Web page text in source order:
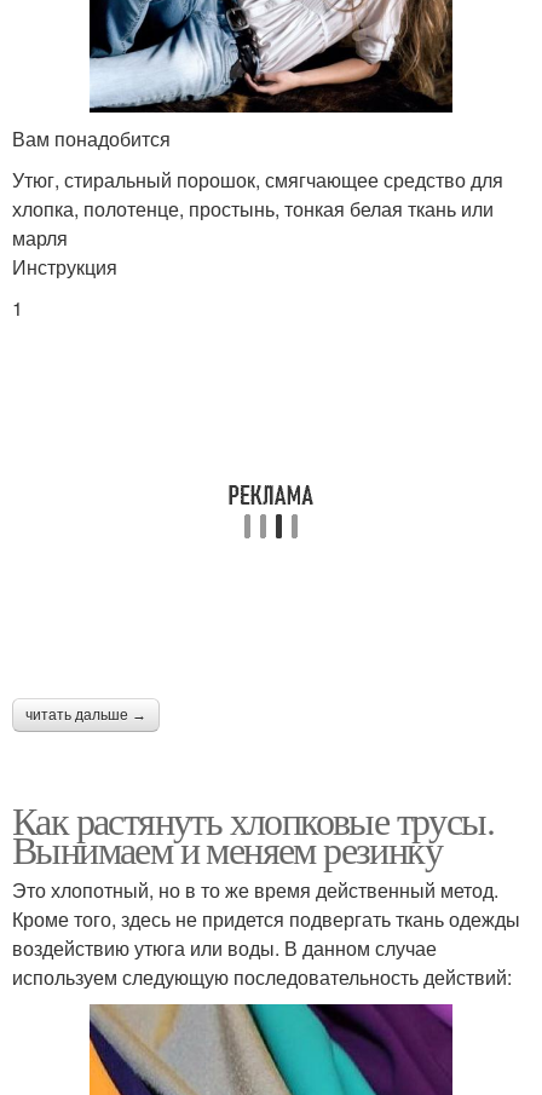
Вам понадобится
Утюг, стиральный порошок, смягчающее средство для
хлопка, полотенце, простынь, тонкая белая ткань или
марля
Инструкция
1
читать дальше →
Как растянуть хлопковые трусы.
Вынимаем и меняем резинку
Это хлопотный, но в то же время действенный метод.
Кроме того, здесь не придется подвергать ткань одежды
воздействию утюга или воды. В данном случае
используем следующую последовательность действий: